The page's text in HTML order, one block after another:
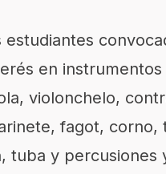
estudiantes
en instrumentos
violonchelo,
fagot, corno,
tuba y percusiones